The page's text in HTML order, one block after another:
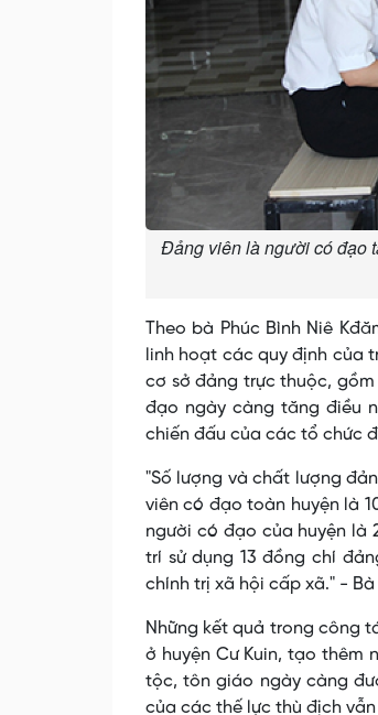
Đảng viên là người có đạo
Theo bà Phúc Bình Niê
linh hoạt các quy định của
cơ sở đảng trực thuộc,
đạo ngày càng tăng điều
chiến đấu của các tổ chức
"Số lượng và chất lượng
viên có đạo toàn huyện là
người có đạo của huyện là
trí sử dụng 13 đồng chí
chính trị xã hội cấp xã." -
Những kết quả trong công
ở huyện Cư Kuin, tạo thêm
tộc, tôn giáo ngày càng
của các thế lực thù địch